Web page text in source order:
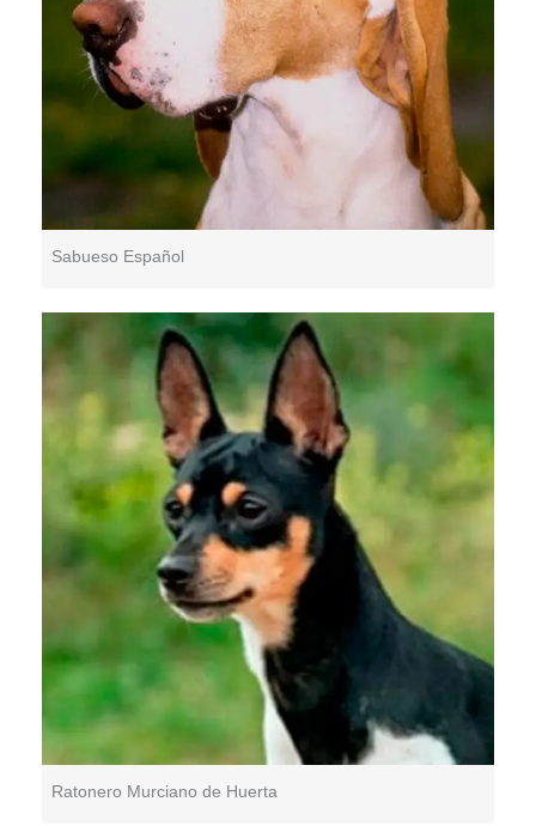
Sabueso Español
Ratonero Murciano de Huerta